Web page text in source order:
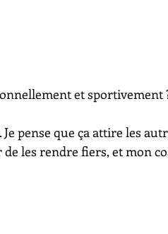
et sportivement
pense que ça attire les
les rendre fiers, et mon